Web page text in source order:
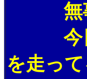
無事帰
今日の
を走っ